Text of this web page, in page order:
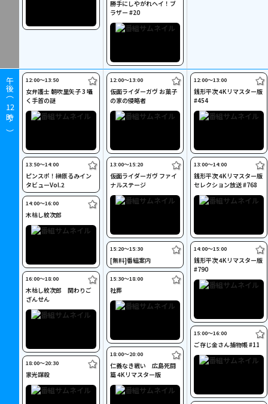
午後（
12
時～）
勝手にしやがれヘイ！ブ
ラザー #20
12:00〜13:50
女弁護士 朝吹里矢子 3 囁
く手首の謎
13:50〜14:00
ピンスポ！榊原るみイン
タビューVol.2
14:00〜16:00
木枯し紋次郎
16:00〜18:00
木枯し紋次郎 関わりご
ざんせん
18:00〜20:30
家光謀殺
12:00〜13:00
仮面ライダーガヴ お菓子
の家の侵略者
13:00〜15:20
仮面ライダーガヴ ファイ
ナルステージ
15:20〜15:30
[無料]番組案内
15:30〜18:00
社葬
18:00〜20:00
仁義なき戦い 広島死闘
篇 4Kリマスター版
12:00〜13:00
銭形平次 4Kリマスター版
#454
13:00〜14:00
銭形平次 4Kリマスター版
セレクション放送 #768
14:00〜15:00
銭形平次 4Kリマスター版
#790
15:00〜16:00
ご存じ金さん捕物帳 #11